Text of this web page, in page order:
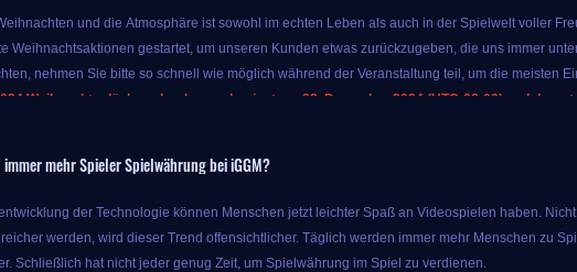
und die Atmosphäre ist sowohl im echten Leben als auch in der Spielwelt voller
Weihnachtsaktionen gestartet, um unseren Kunden etwas zurückzugeben, die uns immer
nehmen Sie bitte so schnell wie möglich während der Veranstaltung teil, um die meisten
Weihnachtsglücksradverlosung beginnt am 23. Dezember 2024 (UTC-08:00) und dauert
Sie mit nur dem ursprünglichen Geld mehr Spielprodukte erhalten können, also warum nicht?
mehr Spieler Spielwährung bei iGGM?
der Technologie können Menschen jetzt leichter Spaß an Videospielen haben.
werden, wird dieser Trend offensichtlicher. Täglich werden immer mehr Menschen zu
Schließlich hat nicht jeder genug Zeit, um Spielwährung im Spiel zu verdienen.